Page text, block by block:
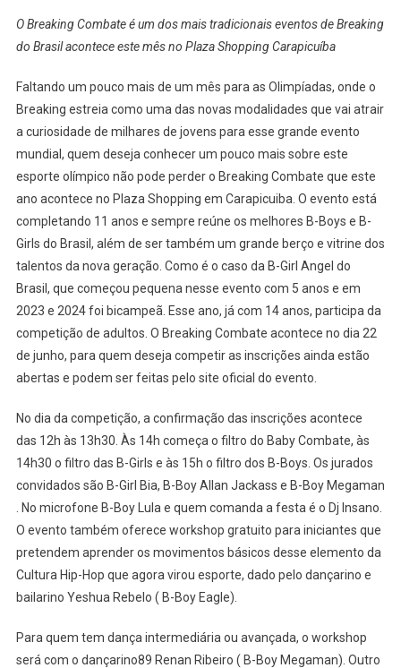
Em
Carapicuíba
Breaking
Combate
O Breaking Combate é um dos mais tradicionais eventos de Breaking
do Brasil acontece este mês no Plaza Shopping Carapicuíba
Faltando um pouco mais de um mês para as Olimpíadas, onde o
Breaking estreia como uma das novas modalidades que vai atrair
a curiosidade de milhares de jovens para esse grande evento
mundial, quem deseja conhecer um pouco mais sobre este
esporte olímpico não pode perder o Breaking Combate que este
ano acontece no Plaza Shopping em Carapicuiba. O evento está
completando 11 anos e sempre reúne os melhores B-Boys e B-
Girls do Brasil, além de ser também um grande berço e vitrine dos
talentos da nova geração. Como é o caso da B-Girl Angel do
Brasil, que começou pequena nesse evento com 5 anos e em
2023 e 2024 foi bicampeã. Esse ano, já com 14 anos, participa da
competição de adultos. O Breaking Combate acontece no dia 22
de junho, para quem deseja competir as inscrições ainda estão
abertas e podem ser feitas pelo site oficial do evento.
No dia da competição, a confirmação das inscrições acontece
das 12h às 13h30. Às 14h começa o filtro do Baby Combate, às
14h30 o filtro das B-Girls e às 15h o filtro dos B-Boys. Os jurados
convidados são B-Girl Bia, B-Boy Allan Jackass e B-Boy Megaman
. No microfone B-Boy Lula e quem comanda a festa é o Dj Insano.
O evento também oferece workshop gratuito para iniciantes que
pretendem aprender os movimentos básicos desse elemento da
Cultura Hip-Hop que agora virou esporte, dado pelo dançarino e
bailarino Yeshua Rebelo ( B-Boy Eagle).
Para quem tem dança intermediária ou avançada, o workshop
será com o dançarino89 Renan Ribeiro ( B-Boy Megaman). Outro